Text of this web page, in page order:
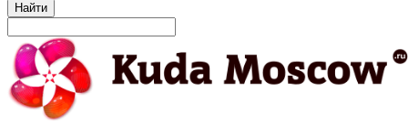
Найти